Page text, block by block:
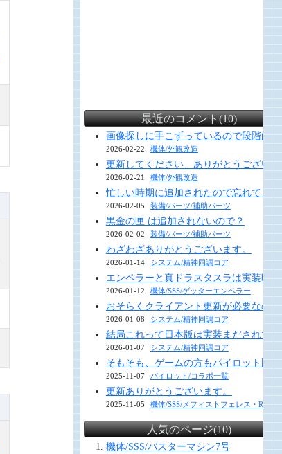
最近のコメント(10)
画像探しに手こずっているので段階的
2026-02-22 機体/外観改造
更新してください、ありがとうござい
2026-02-21 機体/外観改造
忙しい時期に追加されたので忘れてま
2026-02-05 装備/パーツ/補助パーツ
黒金の匣 は追加されないので？
2026-02-02 装備/パーツ/補助パーツ
わざわざありがとうございます。
2026-01-14 システム/精神同調コア
エンペラーと真ドラスタスラは実装時
2026-01-12 機体/SSS/ゲッターエンペラー
おそらくクライアント更新が必要なの
2026-01-08 システム/精神同調コア
結局これって日本版は実装まだされて
2026-01-07 システム/精神同調コア
そもそも、ゲームの方もパイロット図
2025-11-07 パイロット/コラボ一覧
更新ありがとうございます。
2025-11-05 機体/SSS/メフィストフェレス・R＆E
人気のページ(10)
機体/SSS/バスターマシン7号